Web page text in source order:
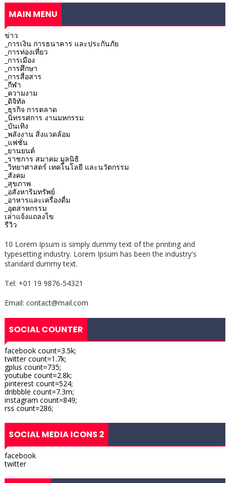
MAIN MENU
ข่าว
_การเงิน การธนาคาร และประกันภัย
_การท่องเที่ยว
_การเมือง
_การศึกษา
_การสื่อสาร
_กีฬา
_ความงาม
_ดิจิทัล
_ธุรกิจ การตลาด
_นิทรรศการ งานมหกรรม
_บันเทิง
_พลังงาน สิ่งแวดล้อม
_แฟชั่น
_ยานยนต์
_ราชการ สมาคม มูลนิธิ
_วิทยาศาสตร์ เทคโนโลยี และนวัตกรรม
_สังคม
_สุขภาพ
_อสังหาริมทรัพย์
_อาหารและเครื่องดื่ม
_อุตสาหกรรม
เล่าแจ้งแถลงไข
รีวิว
10 Lorem Ipsum is simply dummy text of the printing and
typesetting industry. Lorem Ipsum has been the industry's
standard dummy text.
Tel: +01 19 9876-54321
Email: contact@mail.com
SOCIAL COUNTER
facebook count=3.5k;
twitter count=1.7k;
gplus count=735;
youtube count=2.8k;
pinterest count=524;
dribbble count=7.3m;
instagram count=849;
rss count=286;
SOCIAL MEDIA ICONS 2
facebook
twitter